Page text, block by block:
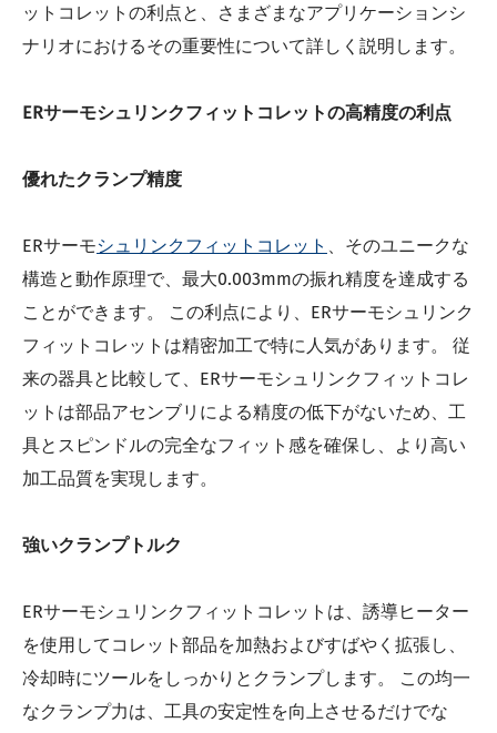
ットコレットの利点と、さまざまなアプリケーションシ
ナリオにおけるその重要性について詳しく説明します。
ERサーモシュリンクフィットコレットの高精度の利点
優れたクランプ精度
ERサーモシュリンクフィットコレット 、そのユニークな
構造と動作原理で、最大0.003mmの振れ精度を達成する
ことができます。 この利点により、ERサーモシュリンク
フィットコレットは精密加工で特に人気があります。 従
来の器具と比較して、ERサーモシュリンクフィットコレ
ットは部品アセンブリによる精度の低下がないため、工
具とスピンドルの完全なフィット感を確保し、より高い
加工品質を実現します。
強いクランプトルク
ERサーモシュリンクフィットコレットは、誘導ヒーター
を使用してコレット部品を加熱およびすばやく拡張し、
冷却時にツールをしっかりとクランプします。 この均一
なクランプ力は、工具の安定性を向上させるだけでな